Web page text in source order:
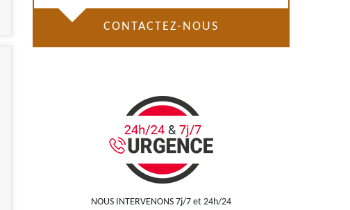
CONTACTEZ-NOUS
NOUS INTERVENONS 7j/7 et 24h/24